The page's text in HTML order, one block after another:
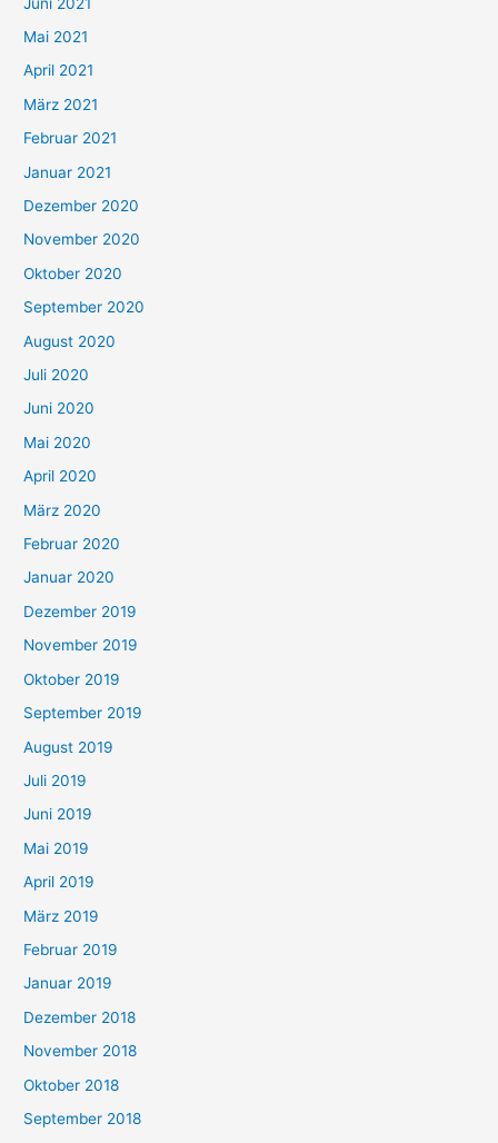
h
:
Mai 2021
April 2021
März 2021
Februar 2021
Januar 2021
Dezember 2020
November 2020
Oktober 2020
September 2020
August 2020
Juli 2020
Juni 2020
Mai 2020
April 2020
März 2020
Februar 2020
Januar 2020
Dezember 2019
November 2019
Oktober 2019
September 2019
August 2019
Juli 2019
Juni 2019
Mai 2019
April 2019
März 2019
Februar 2019
Januar 2019
Dezember 2018
November 2018
Oktober 2018
September 2018